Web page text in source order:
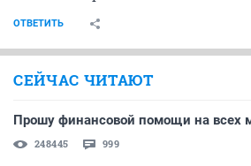
ОТВЕТИТЬ
СЕЙЧАС ЧИТАЮТ
Прошу финансовой помощи на всех
248445 999